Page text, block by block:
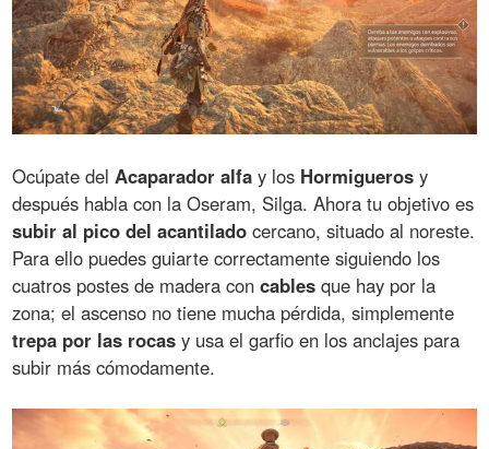
Ocúpate del Acaparador alfa y los Hormigueros y
después habla con la Oseram, Silga. Ahora tu objetivo es
subir al pico del acantilado cercano, situado al noreste.
Para ello puedes guiarte correctamente siguiendo los
cuatros postes de madera concables que hay por la
zona; el ascenso no tiene mucha pérdida, simplemente
trepa por las rocas y usa el garfio en los anclajes para
subir más cómodamente.